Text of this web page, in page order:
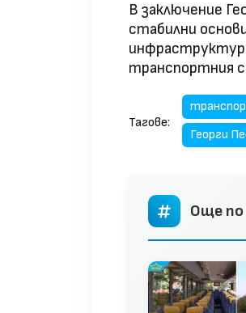
В заключение
стабилни
транспортния
Тагове:
Георги
Още